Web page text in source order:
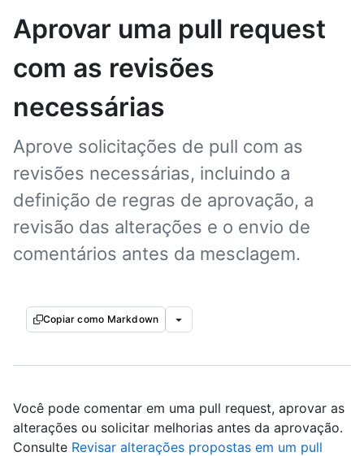
Aprovar uma pull request
com as revisões
necessárias
Aprove solicitações de pull com as
revisões necessárias, incluindo a
definição de regras de aprovação, a
revisão das alterações e o envio de
comentários antes da mesclagem.
Copiar como Markdown
Você pode comentar em uma pull request, aprovar as
alterações ou solicitar melhorias antes da aprovação.
Consulte Revisar alterações propostas em um pull